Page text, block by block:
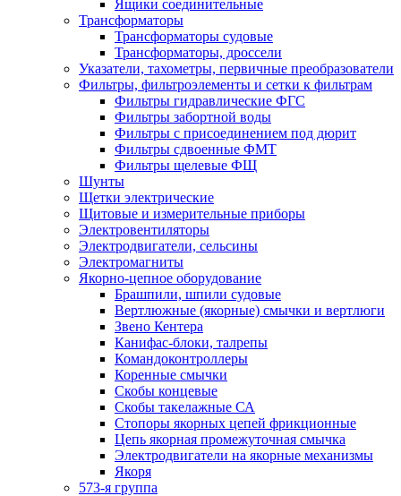
Ящики соединительные
Трансформаторы
Трансформаторы судовые
Трансформаторы, дроссели
Указатели, тахометры, первичные преобразователи
Фильтры, фильтроэлементы и сетки к фильтрам
Фильтры гидравлические ФГС
Фильтры забортной воды
Фильтры с присоединением под дюрит
Фильтры сдвоенные ФМТ
Фильтры щелевые ФЩ
Шунты
Щетки электрические
Щитовые и измерительные приборы
Электровентиляторы
Электродвигатели, сельсины
Электромагниты
Якорно-цепное оборудование
Брашпили, шпили судовые
Вертлюжные (якорные) смычки и вертлюги
Звено Кентера
Канифас-блоки, талрепы
Командоконтроллеры
Коренные смычки
Скобы концевые
Скобы такелажные СА
Стопоры якорных цепей фрикционные
Цепь якорная промежуточная смычка
Электродвигатели на якорные механизмы
Якоря
573-я группа